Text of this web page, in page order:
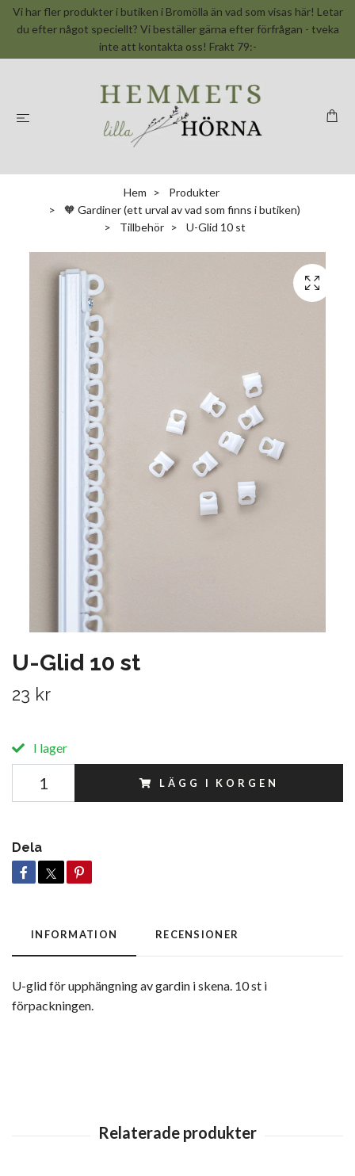
Vi har fler produkter i butiken i Bromölla än vad som visas här! Letar
du efter något speciellt? Vi beställer gärna efter förfrågan - tveka
inte att kontakta oss! Frakt 79:-
Hem
Produkter
🧡 Gardiner (ett urval av vad som finns i butiken)
Tillbehör
U-Glid 10 st
U-Glid 10 st
23 kr
I lager
LÄGG I KORGEN
Dela
INFORMATION RECENSIONER
U-glid för upphängning av gardin i skena. 10 st i
förpackningen.